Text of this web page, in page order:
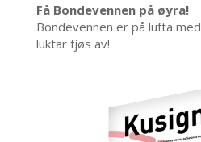
Få Bondevennen på øyra!
Bondevennen er på lufta
luktar fjøs av!